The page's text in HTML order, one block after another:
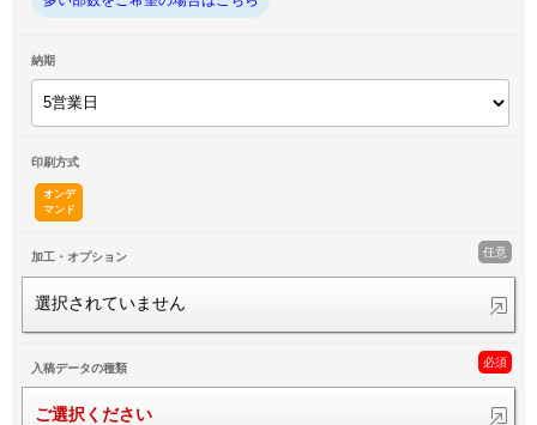
納期
印刷方式
オンデ
マンド
加工・オプション 任意
選択されていません
入稿データの種類 必須
ご選択ください